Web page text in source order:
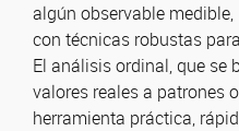
algún observable
con técnicas robustas
El análisis ordinal, que se
valores reales a patrones
herramienta práctica,